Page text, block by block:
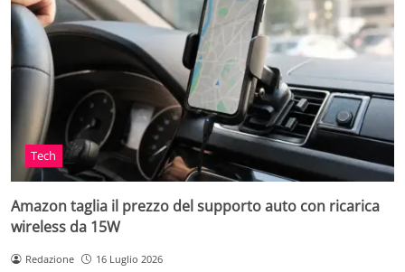
Tech
Amazon taglia il prezzo del supporto auto con ricarica
wireless da 15W
Redazione 16 Luglio 2026